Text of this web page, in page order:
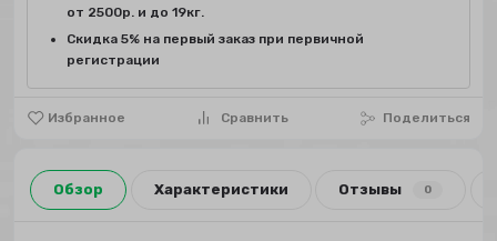
Избранное Сравнить Поделиться
от 2500р. и до 19кг.
Скидка 5% на первый заказ при первичной
регистрации
Обзор Характеристики Отзывы 0